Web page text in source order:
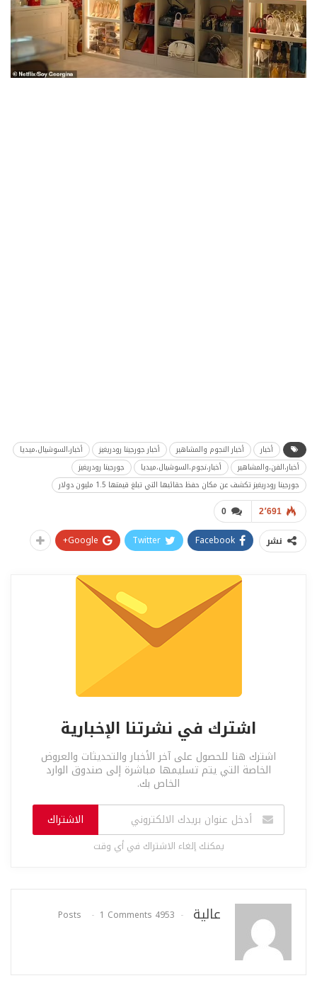
أخبار أخبار النجوم والمشاهير أخبار جورجينا رودريغيز
أخبار،السوشيال،ميديا
أخبار،الفن،والمشاهير
أخبار،نجوم،السوشيال،ميديا
جورجينا رودريغيز
جورجينا رودريغيز تكشف عن مكان حفظ حقائبها التي تبلغ قيمتها 1.5 مليون دولار
0 2٬691
نشر Facebook
Twitter
Google+
اشترك في نشرتنا الإخبارية
اشترك هنا للحصول على آخر الأخبار والتحديثات والعروض
الخاصة التي يتم تسليمها مباشرة إلى صندوق الوارد
الخاص بك.
الاشتراك
يمكنك إلغاء الاشتراك في أي وقت
عالية 4953 Posts
1 Comments